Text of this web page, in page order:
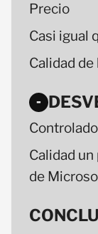
Precio
Casi igual
Calidad
-
Calidad
de